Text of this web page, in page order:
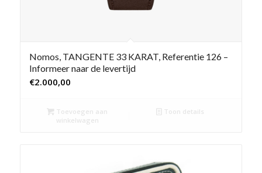
Nomos, TANGENTE 33 KARAT, Referentie 126 –
Informeer naar de levertijd
€2.000,00
Toevoegen aan
winkelwagen
Toon details